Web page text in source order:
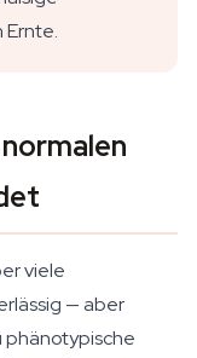
viele
— aber
phänotypische